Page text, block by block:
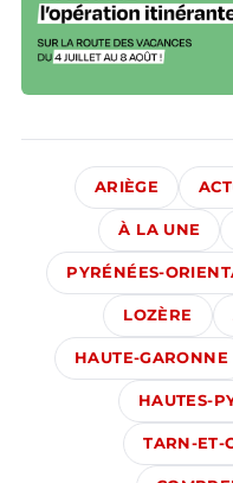
ARIÈGE
À LA UNE
PYRÉNÉES-
LOZÈRE
HAUTE-GARONNE
HAUTES-
TARN-ET-